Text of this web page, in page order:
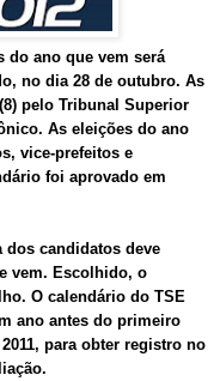
ano que vem será
no dia 28 de outubro. As
pelo Tribunal Superior
As eleições do ano
vice-prefeitos e
foi aprovado em
dos candidatos deve
vem. Escolhido, o
O calendário do TSE
ano antes do primeiro
para obter registro no